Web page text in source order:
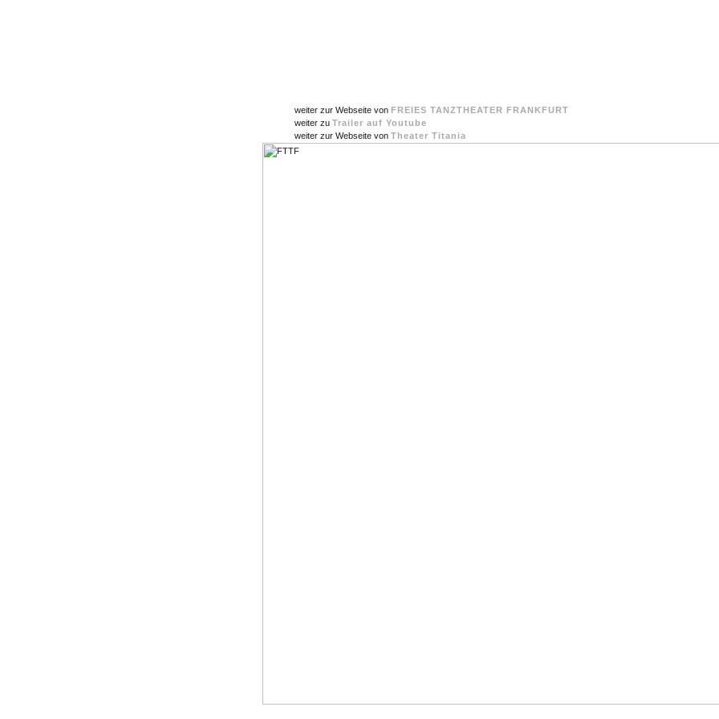
weiter zur Webseite von FREIES TANZTHEATER FRANKFURT
weiter zu Trailer auf Youtube
weiter zur Webseite von Theater Titania